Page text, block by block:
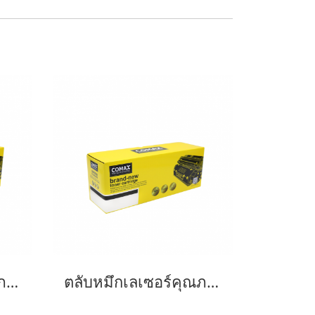
ตลับหมึกเลเซอร์คุณภาพสูงสำหรับ PANASONIC รุ่น KX-FAT92E Black ตลับหมึกเลเซอร์คุณภาพสูงสำหรับ PANASONIC รุ่น KX-FAT472E Black